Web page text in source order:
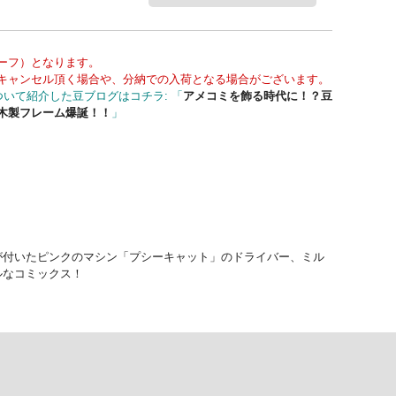
）となります。
ンセル頂く場合や、分納での入荷となる場合がございます。
て紹介した豆ブログはコチラ: 「アメコミを飾る時代に！？豆
製フレーム爆誕！！ 」
いたピンクのマシン「プシーキャット」のドライバー、ミル
コミックス！